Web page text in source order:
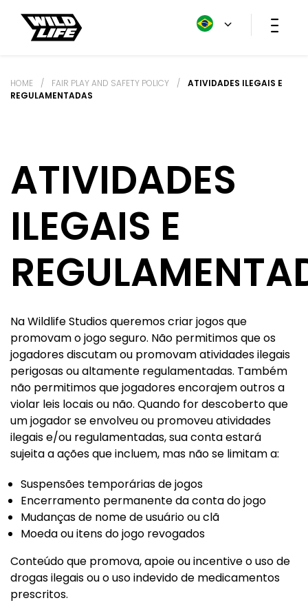
HOME / FAIR PLAY AND SAFETY POLICY /
ATIVIDADES ILEGAIS E
REGULAMENTADAS
ATIVIDADES
ILEGAIS E
Na Wildlife Studios queremos criar jogos que
promovam o jogo seguro. Não permitimos que os
jogadores discutam ou promovam atividades ilegais
perigosas ou altamente regulamentadas. Também
não permitimos que jogadores encorajem outros a
violar leis locais ou não. Quando for descoberto que
um jogador se envolveu ou promoveu atividades
ilegais e/ou regulamentadas, sua conta estará
sujeita a ações que incluem, mas não se limitam a:
Suspensões temporárias de jogos
Encerramento permanente da conta do jogo
Mudanças de nome de usuário ou clã
Moeda ou itens do jogo revogados
Conteúdo que promova, apoie ou incentive o uso de
drogas ilegais ou o uso indevido de medicamentos
prescritos.